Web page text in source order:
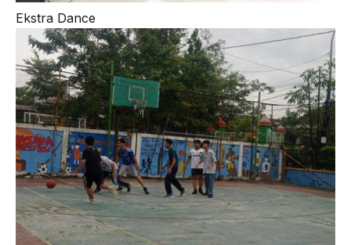
Ekstra Dance